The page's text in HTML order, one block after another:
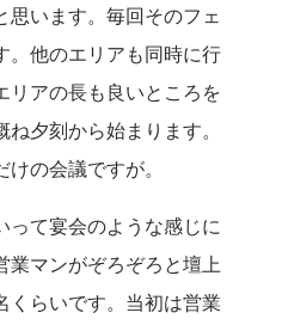
思います。毎回そのフェ
。他のエリアも同時に行
リアの長も良いところを
夕刻から始まります。
の会議ですが。
って宴会のような感じに
業マンがぞろぞろと壇上
らいです。当初は営業